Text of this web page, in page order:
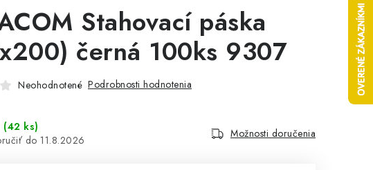
Stahovací páska
černá 100ks 9307
Neohodnotené Podrobnosti hodnotenia
(42 ks)
11.8.2026
Možnosti doručenia